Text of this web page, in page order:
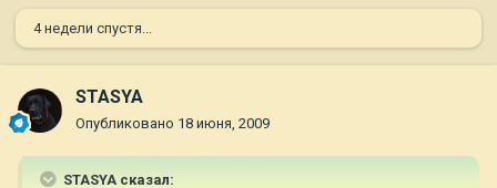
4 недели спустя...
STASYA
Опубликовано 18 июня, 2009
STASYA сказал: